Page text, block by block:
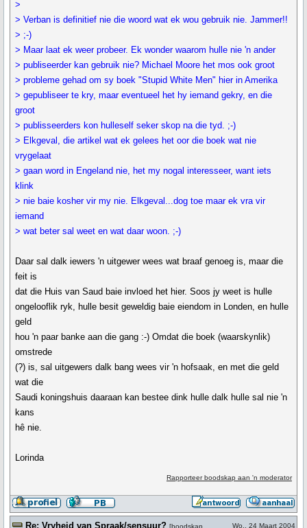
>
> Verban is definitief nie die woord wat ek wou gebruik nie. Jammer!!
> ;-)
> Maar laat ek weer probeer. Ek wonder waarom hulle nie 'n ander
> publiseerder kan gebruik nie? Michael Moore het mos ook groot
> probleme gehad om sy boek "Stupid White Men" hier in Amerika
> gepubliseer te kry, maar eventueel het hy iemand gekry, en die
groot
> publisseerders kon hulleself seker skop na die tyd. ;-)
> Elkgeval, die artikel wat ek gelees het oor die boek wat nie
vrygelaat
> gaan word in Engeland nie, het my nogal interesseer, want iets
klink
> nie baie kosher vir my nie. Elkgeval...dog toe maar ek vra vir
iemand
> wat beter sal weet en wat daar woon. ;-)
Daar sal dalk iewers 'n uitgewer wees wat braaf genoeg is, maar die
feit is
dat die Huis van Saud baie invloed het hier. Soos jy weet is hulle
ongelooflik ryk, hulle besit geweldig baie eiendom in Londen, en hulle
geld
hou 'n paar banke aan die gang :-) Omdat die boek (waarskynlik)
omstrede
(?) is, sal uitgewers dalk bang wees vir 'n hofsaak, en met die geld
wat die
Saudi koningshuis daaraan kan bestee dink hulle dalk hulle sal nie 'n
kans
hê nie.
Lorinda
Rapporteer boodskap aan 'n moderator
Re: Vryheid van Spraak/sensuur? [boodskap Wo., 24 Maart 2004